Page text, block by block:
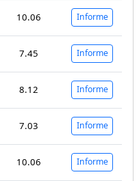
10.06 Informe
7.45 Informe
8.12 Informe
7.03 Informe
10.06 Informe